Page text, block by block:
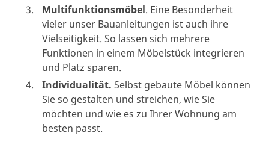
Multifunktionsmöbel. Eine Besonderheit
vieler unser Bauanleitungen ist auch ihre
Vielseitigkeit. So lassen sich mehrere
Funktionen in einem Möbelstück integrieren
und Platz sparen.
Individualität. Selbst gebaute Möbel können
Sie so gestalten und streichen, wie Sie
möchten und wie es zu Ihrer Wohnung am
besten passt.